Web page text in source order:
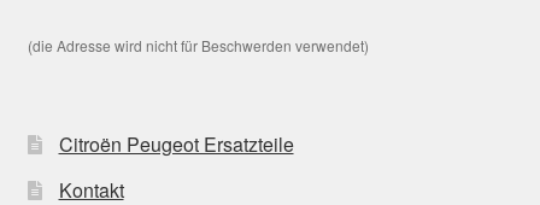
(die Adresse wird nicht für Beschwerden verwendet)
Citroën Peugeot Ersatzteile
Kontakt